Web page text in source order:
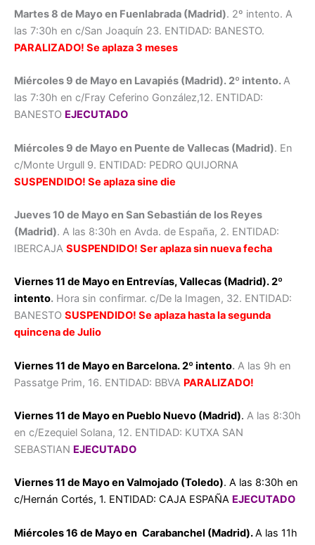
Martes 8 de Mayo en Fuenlabrada (Madrid). 2º intento. A
las 7:30h en c/San Joaquín 23. ENTIDAD: BANESTO.
PARALIZADO! Se aplaza 3 meses
Miércoles 9 de Mayo en Lavapiés (Madrid). 2º intento.A
las 7:30h en c/Fray Ceferino González,12. ENTIDAD:
BANESTO EJECUTADO
Miércoles 9 de Mayo en Puente de Vallecas (Madrid). En
c/Monte Urgull 9. ENTIDAD: PEDRO QUIJORNA
SUSPENDIDO! Se aplaza sine die
Jueves 10 de Mayo en San Sebastián de los Reyes
(Madrid). A las 8:30h en Avda. de España, 2. ENTIDAD:
IBERCAJA SUSPENDIDO! Ser aplaza sin nueva fecha
Viernes 11 de Mayo en Entrevías, Vallecas (Madrid). 2º
intento. Hora sin confirmar. c/De la Imagen, 32. ENTIDAD:
BANESTO SUSPENDIDO! Se aplaza hasta la segunda
quincena de Julio
Viernes 11 de Mayo en Barcelona. 2º intento. A las 9h en
Passatge Prim, 16. ENTIDAD: BBVA PARALIZADO!
Viernes 11 de Mayo en Pueblo Nuevo (Madrid). A las 8:30h
en c/Ezequiel Solana, 12. ENTIDAD: KUTXA SAN
SEBASTIAN EJECUTADO
Viernes 11 de Mayo en Valmojado (Toledo). A las 8:30h en
c/Hernán Cortés, 1. ENTIDAD: CAJA ESPAÑA EJECUTADO
Miércoles 16 de Mayo en Carabanchel (Madrid).A las 11h